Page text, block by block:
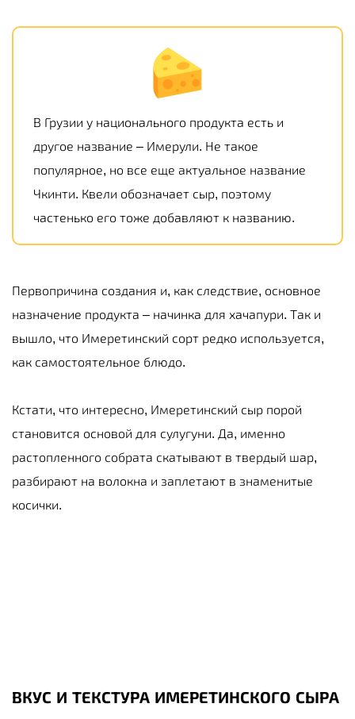
В Грузии у национального продукта есть и
другое название – Имерули. Не такое
популярное, но все еще актуальное название
Чкинти. Квели обозначает сыр, поэтому
частенько его тоже добавляют к названию.
Первопричина создания и, как следствие, основное
назначение продукта – начинка для хачапури. Так и
вышло, что Имеретинский сорт редко используется,
как самостоятельное блюдо.
Кстати, что интересно, Имеретинский сыр порой
становится основой для сулугуни. Да, именно
растопленного собрата скатывают в твердый шар,
разбирают на волокна и заплетают в знаменитые
косички.
ВКУС И ТЕКСТУРА ИМЕРЕТИНСКОГО СЫРА